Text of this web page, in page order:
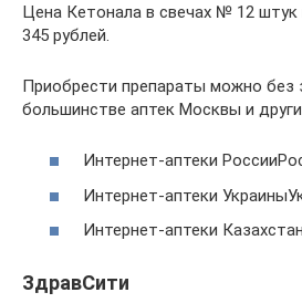
Цена Кетонала в свечах № 12 штук
345 рублей.
Приобрести препараты можно без
большинстве аптек Москвы и
Интернет-аптеки
Интернет-аптеки
Интернет-аптеки
ЗдравСити